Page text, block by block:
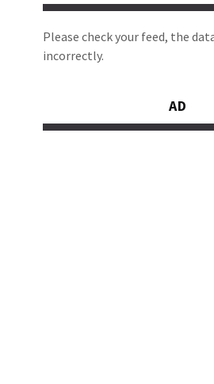
Please check your feed, the
incorrectly.
AD